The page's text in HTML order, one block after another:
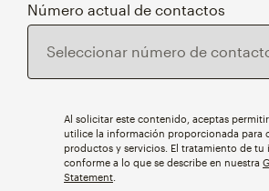
Número actual de contactos
Al solicitar este contenido, aceptas
utilice la información proporcionada para
productos y servicios. El tratamiento de tu
conforme a lo que se describe en nuestra
Statement